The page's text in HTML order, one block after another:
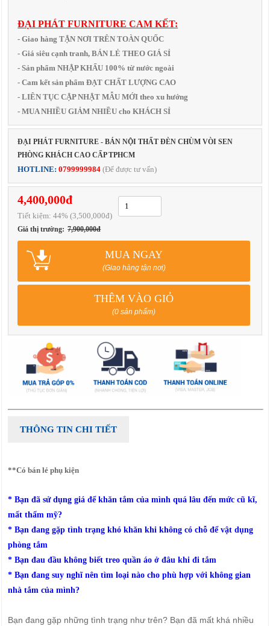
ĐẠI PHÁT FURNITURE CAM KẾT:
- Giao hàng TẬN NƠI TRÊN TOÀN QUỐC
- Giá siêu cạnh tranh, BÁN LẺ THEO GIÁ SỈ
- Sản phẩm NHẬP KHẨU 100% từ nước ngoài
- Cam kết sản phẩm ĐẠT CHẤT LƯỢNG CAO
- LIÊN TỤC CẬP NHẬT MẪU MỚI theo xu hướng
- MUA NHIỀU GIẢM NHIỀU cho KHÁCH SỈ
ĐẠI PHÁT FURNITURE - BÁN NỘI THẤT ĐÈN CHÙM VÒI SEN
PHÒNG KHÁCH CAO CẤP TPHCM
HOTLINE:0799999984 (Để được tư vấn)
4,400,000đ
Tiết kiệm:44% (3,500,000đ)
Giá thị trường: 7,900,000đ
MUA NGAY
(Giao hàng tận nơi)
THÊM VÀO GIỎ
(0 sản phẩm)
THÔNG TIN CHI TIẾT
**Có bán lẻ phụ kiện
* Bạn đã sử dụng giá để khăn tắm của mình quá lâu đến mức cũ kĩ,
mất thẩm mỹ?
* Bạn đang gặp tình trạng khó khăn khi không có chỗ để vật dụng
phòng tắm
* Bạn đau đầu không biết treo quần áo ở đâu khi đi tắm
* Bạn đang suy nghĩ nên tìm loại nào cho phù hợp với không gian
nhà tắm của mình?
Bạn đang gặp những tình trạng như trên? Bạn đã mất khá nhiều